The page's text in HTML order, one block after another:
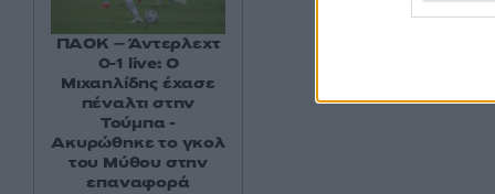
ΠΑΟΚ – Άντερλεχτ
0-1 live: Ο
Μιχαηλίδης έχασε
πέναλτι στην
Τούμπα -
Ακυρώθηκε το γκολ
του Μύθου στην
επαναφορά